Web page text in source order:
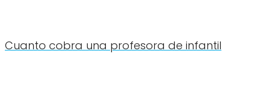
Cuanto cobra una profesora de infantil